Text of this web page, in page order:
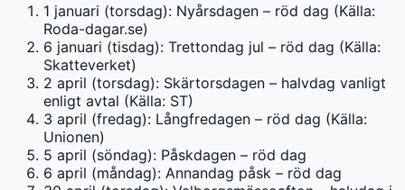
1 januari (torsdag): Nyårsdagen – röd dag (Källa:
Roda-dagar.se)
6 januari (tisdag): Trettondag jul – röd dag (Källa:
Skatteverket)
2 april (torsdag): Skärtorsdagen – halvdag vanligt
enligt avtal (Källa: ST)
3 april (fredag): Långfredagen – röd dag (Källa:
Unionen)
5 april (söndag): Påskdagen – röd dag
6 april (måndag): Annandag påsk – röd dag